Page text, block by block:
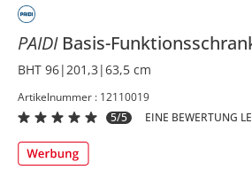
Inhalt der Seitenleiste überspringen -
PAIDI Basis-
BHT 96|201,3|63,5 cm
Artikelnummer : 12110019
5/5
EINE BEWERTUNG